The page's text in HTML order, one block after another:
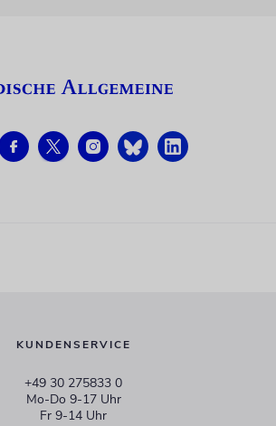
KUNDENSERVICE
+49 30 275833 0
Mo-Do 9-17 Uhr
Fr 9-14 Uhr